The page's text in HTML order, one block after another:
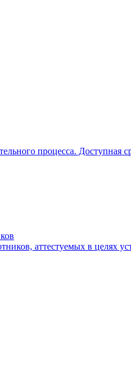
процесса. Доступная
аттестуемых в